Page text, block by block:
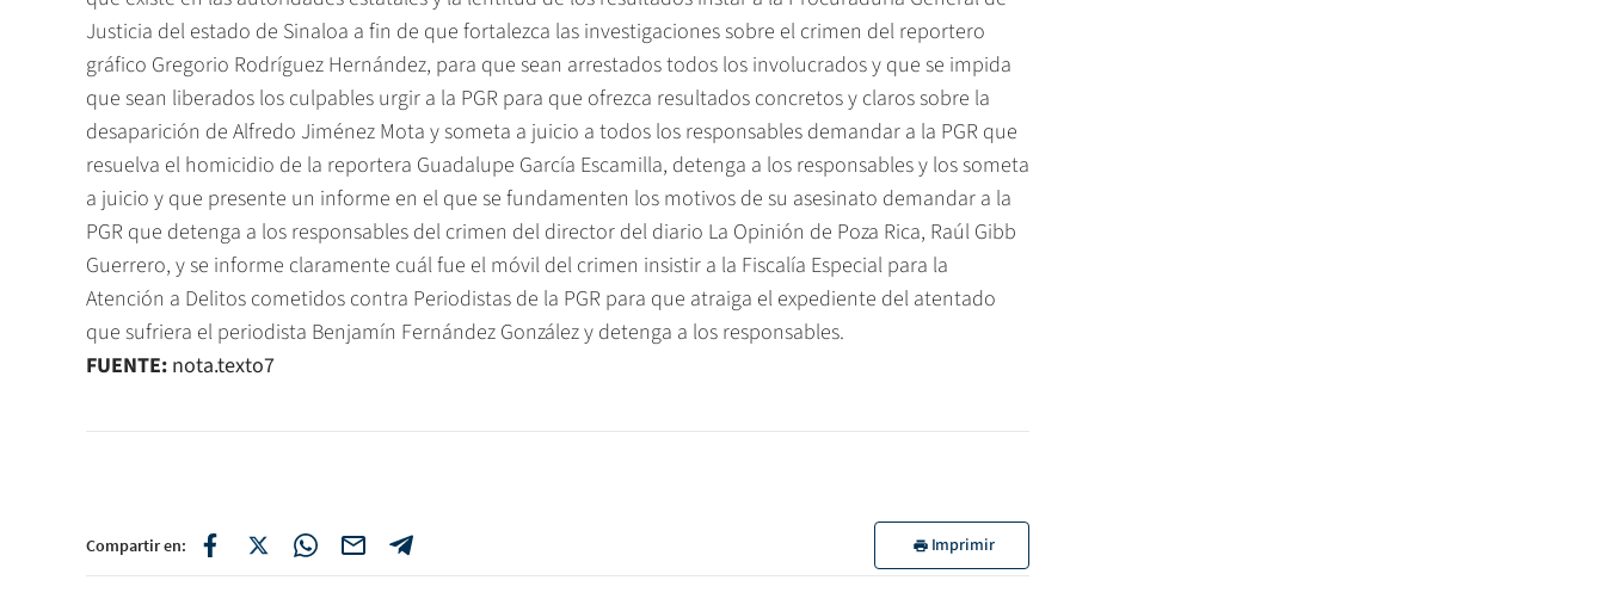
Justicia del estado de Sinaloa a fin de que fortalezca las investigaciones sobre el crimen del reportero
gráfico Gregorio Rodríguez Hernández, para que sean arrestados todos los involucrados y que se impida
que sean liberados los culpables urgir a la PGR para que ofrezca resultados concretos y claros sobre la
desaparición de Alfredo Jiménez Mota y someta a juicio a todos los responsables demandar a la PGR que
resuelva el homicidio de la reportera Guadalupe García Escamilla, detenga a los responsables y los someta
a juicio y que presente un informe en el que se fundamenten los motivos de su asesinato demandar a la
PGR que detenga a los responsables del crimen del director del diario La Opinión de Poza Rica, Raúl Gibb
Guerrero, y se informe claramente cuál fue el móvil del crimen insistir a la Fiscalía Especial para la
Atención a Delitos cometidos contra Periodistas de la PGR para que atraiga el expediente del atentado
que sufriera el periodista Benjamín Fernández González y detenga a los responsables.
FUENTE: nota.texto7
Compartir en: Imprimir